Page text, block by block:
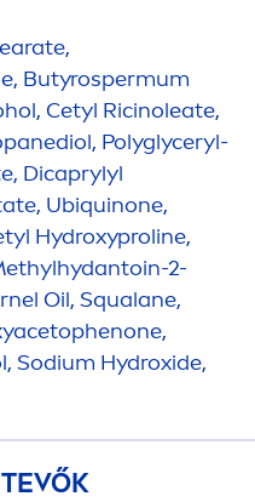
Butyrospermum
Cetyl Ricinoleate,
Polyglyceryl-
Dicaprylyl
Ubiquinone,
Hydroxyproline,
2-
Oil, Squalane,
Sodium Hydroxide,